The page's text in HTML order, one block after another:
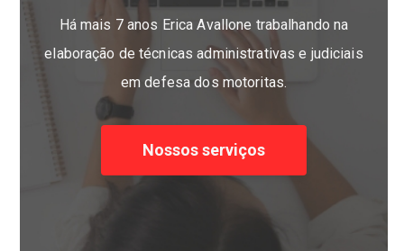
Há mais 7 anos Erica Avallone trabalhando na
elaboração de técnicas administrativas e judiciais
em defesa dos motoritas.
Nossos serviços